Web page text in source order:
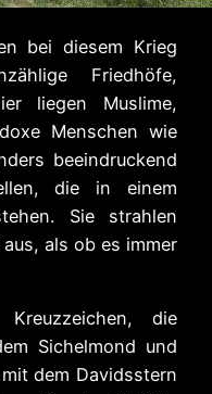
bei diesem Krieg
Friedhöfe,
liegen Muslime,
Menschen wie
beeindruckend
die in einem
Sie strahlen
als ob es immer
die
Sichelmond und
dem Davidsstern